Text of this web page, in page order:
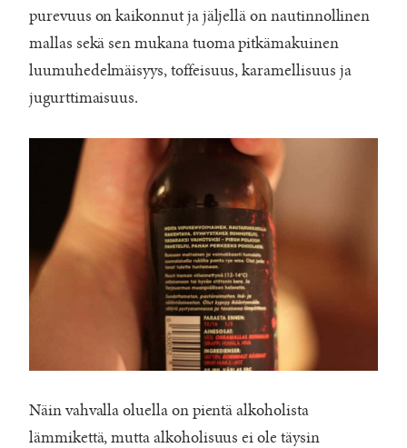
purevuus on kaikonnut ja jäljellä on nautinnollinen
mallas sekä sen mukana tuoma pitkämakuinen
luumuhedelmäisyys, toffeisuus, karamellisuus ja
jugurttimaisuus.
Näin vahvalla oluella on pientä alkoholista
lämmikettä, mutta alkoholisuus ei ole täysin